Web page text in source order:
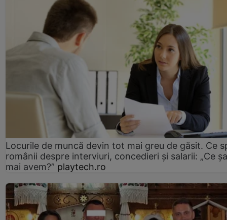
Locurile de muncă devin tot mai greu de găsit. Ce
românii despre interviuri, concedieri și salarii: „Ce
mai avem?” playtech.ro